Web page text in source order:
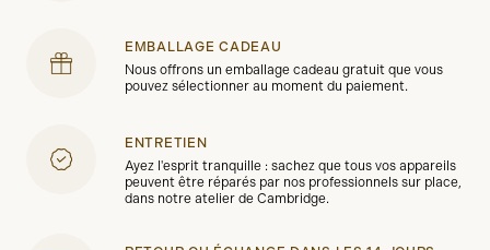
EMBALLAGE CADEAU
Nous offrons un emballage cadeau gratuit que vous
pouvez sélectionner au moment du paiement.
ENTRETIEN
Ayez l'esprit tranquille : sachez que tous vos appareils
peuvent être réparés par nos professionnels sur place,
dans notre atelier de Cambridge.